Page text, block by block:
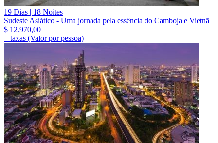
19 Dias | 18 Noites
Sudeste Asiático - Uma jornada pela essência do Camboja e Vietnã
$ 12.970,00
+ taxas (Valor por pessoa)